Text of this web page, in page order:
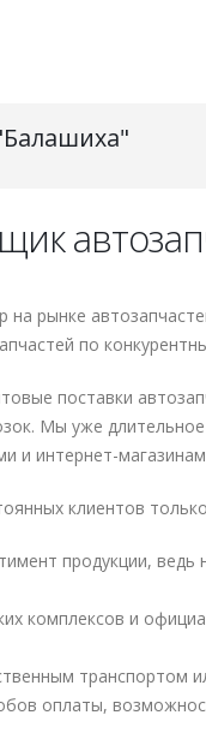
рынке
по
поставки
Мы уже
и интернет-
клиентов
продукции,
комплексов и
транспортом
оплаты,